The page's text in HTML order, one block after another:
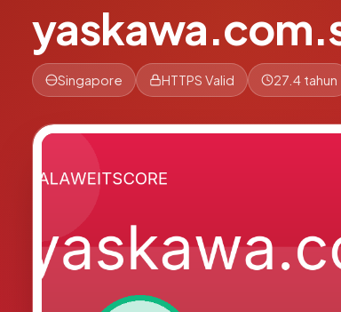
Singapore HTTPS Valid 27.4 tahun